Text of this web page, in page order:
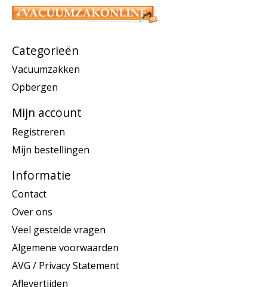
Categorieën
Vacuumzakken
Opbergen
Mijn account
Registreren
Mijn bestellingen
Informatie
Contact
Over ons
Veel gestelde vragen
Algemene voorwaarden
AVG / Privacy Statement
Aflevertijden